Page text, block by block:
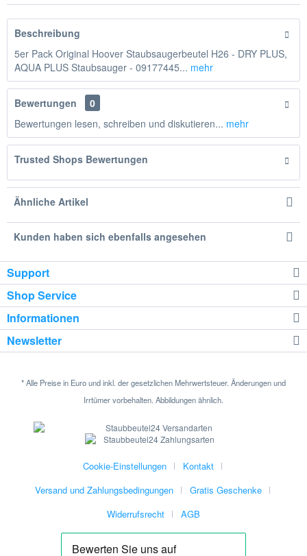
Beschreibung
5er Pack Original Hoover Staubsaugerbeutel H26 - DRY PLUS,
AQUA PLUS Staubsauger - 09177445... mehr
Bewertungen
0
Bewertungen lesen, schreiben und diskutieren... mehr
Trusted Shops Bewertungen
Ähnliche Artikel
Kunden haben sich ebenfalls angesehen
Support
Shop Service
Informationen
Newsletter
* Alle Preise in Euro und inkl. der gesetzlichen Mehrwertsteuer. Änderungen und
Irrtümer vorbehalten. Abbildungen ähnlich.
Cookie-Einstellungen
Kontakt
Versand und Zahlungsbedingungen
Gratis Geschenke
Widerrufsrecht
AGB